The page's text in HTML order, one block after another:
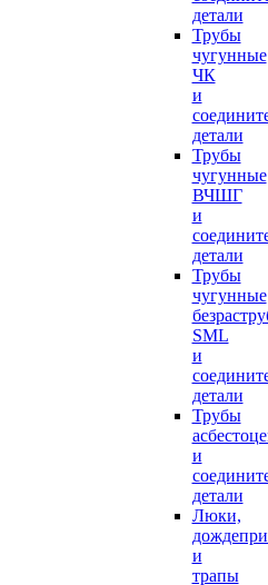
детали
Трубы
чугунные
ЧК
и
детали
Трубы
чугунные
ВЧШГ
и
детали
Трубы
чугунные
SML
и
детали
Трубы
и
детали
Люки,
и
трапы